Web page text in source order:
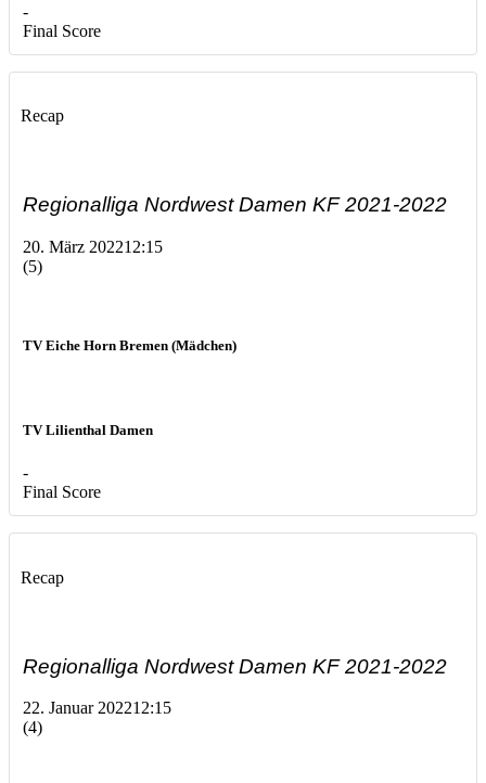
-
Final Score
Recap
Regionalliga Nordwest Damen KF 2021-2022
20. März 202212:15
(5)
TV Eiche Horn Bremen (Mädchen)
TV Lilienthal Damen
-
Final Score
Recap
Regionalliga Nordwest Damen KF 2021-2022
22. Januar 202212:15
(4)